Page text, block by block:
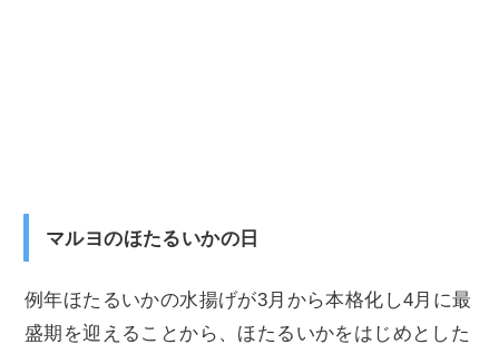
マルヨのほたるいかの日
例年ほたるいかの水揚げが3月から本格化し4月に最
盛期を迎えることから、ほたるいかをはじめとした